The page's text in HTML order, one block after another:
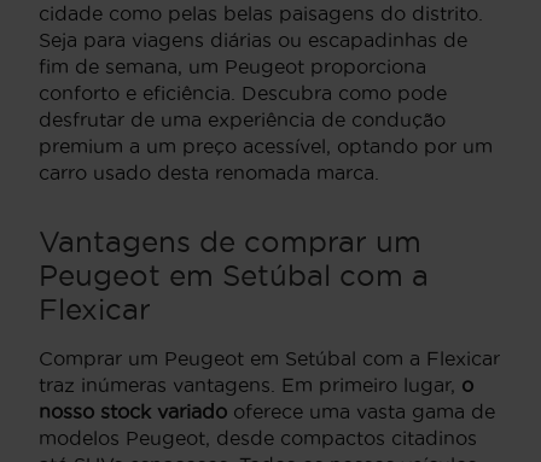
cidade como pelas belas paisagens do distrito.
Seja para viagens diárias ou escapadinhas de
fim de semana, um Peugeot proporciona
conforto e eficiência. Descubra como pode
desfrutar de uma experiência de condução
premium a um preço acessível, optando por um
carro usado desta renomada marca.
Vantagens de comprar um
Peugeot em Setúbal com a
Flexicar
Comprar um Peugeot em Setúbal com a Flexicar
traz inúmeras vantagens. Em primeiro lugar, o
nosso stock variado oferece uma vasta gama de
modelos Peugeot, desde compactos citadinos